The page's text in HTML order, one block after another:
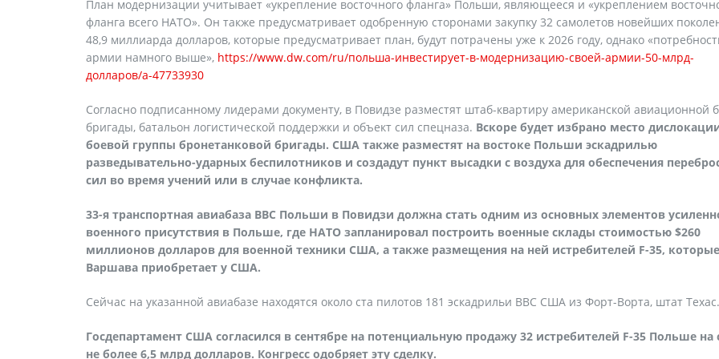
План модернизации учитывает «укрепление восточного фланга» Польши, являющееся и «укреплением
фланга всего НАТО». Он также предусматривает одобренную сторонами закупку 32 самолетов новейших
48,9 миллиарда долларов, которые предусматривает план, будут потрачены уже к 2026 году, однако
армии намного выше», https://www.dw.com/ru/польша-инвестирует-в-модернизацию-своей-армии-50-млрд-
долларов/a-47733930
Согласно подписанному лидерами документу, в Повидзе разместят штаб-квартиру американской авиационной
бригады, батальон логистической поддержки и объект сил спецназа. Вскоре будет избрано место
боевой группы бронетанковой бригады. США также разместят на востоке Польши эскадрилью
разведывательно-ударных беспилотников и создадут пункт высадки с воздуха для обеспечения
сил во время учений или в случае конфликта.
33-я транспортная авиабаза ВВС Польши в Повидзи должна стать одним из основных элементов
военного присутствия в Польше, где НАТО запланировал построить военные склады стоимостью $260
миллионов долларов для военной техники США, а также размещения на ней истребителей F-35, которые
Варшава приобретает у США.
Сейчас на указанной авиабазе находятся около ста пилотов 181 эскадрильи ВВС США из Форт-Ворта, штат Техас.
Госдепартамент США согласился в сентябре на потенциальную продажу 32 истребителей F-35 Польше на
не более 6,5 млрд долларов. Конгресс одобряет эту сделку.